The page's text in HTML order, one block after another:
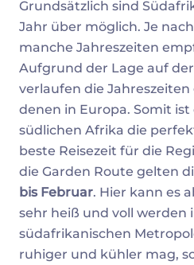
Grundsätzlich sind
Jahr über möglich. Je
manche Jahreszeiten
Aufgrund der Lage auf
verlaufen die
denen in Europa. Somit ist
südlichen Afrika die
beste Reisezeit für die
die Garden Route gelten
bis Februar. Hier kann es
sehr heiß und voll werden
südafrikanischen
ruhiger und kühler mag,